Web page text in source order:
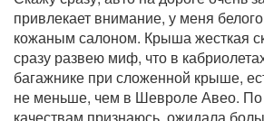
привлекает внимание, у меня
кожаным салоном. Крыша жесткая
сразу развею миф, что в
багажнике при сложенной крыше,
не меньше, чем в Шевроле Авео.
качествам признаюсь, ожидала